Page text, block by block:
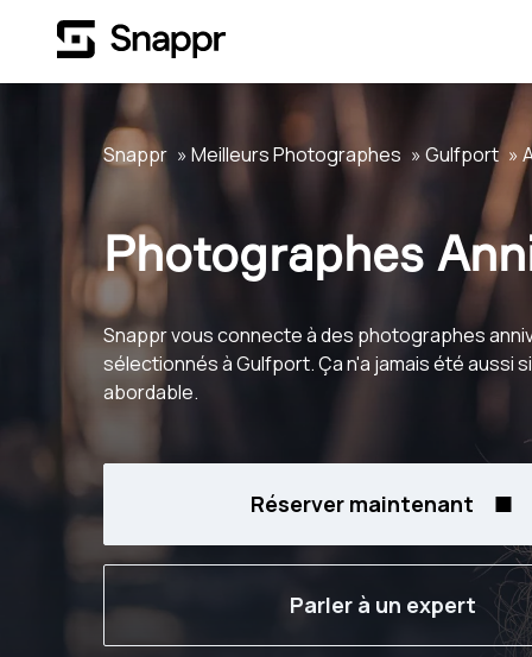
Snappr Meilleurs Photographes Gulfport
Photographes
Snappr vous connecte à des photographes
sélectionnés à Gulfport. Ça n'a jamais été aussi
abordable.
Réserver maintenant
Parler à un expert